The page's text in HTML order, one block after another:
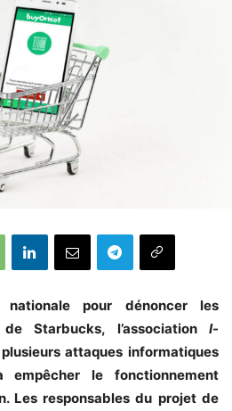
nationale pour dénoncer les
Starbucks, l’association I-
attaques informatiques
empêcher le fonctionnement
Les responsables du projet de